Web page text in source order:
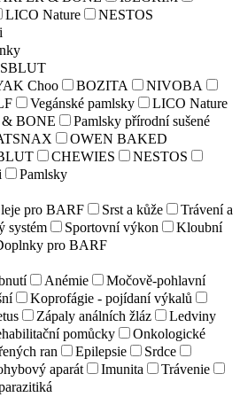
LICO Nature
NESTOS
Choo BOZITA
NIVOBA
Vegánské pamlsky
LICO Nature
BONE
Pamlsky přírodní sušené
OWEN BAKED
CHEWIES
NESTOS
Pamlsky
pro BARF Srst a kůže
Trávení a
systém Sportovní výkon
Kloubní
pro BARF
Anémie
Močově-pohlavní
Koprofágie - pojídaní výkalů
Zápaly análních žláz
Ledviny
pomůcky
Onkologické
ran Epilepsie
Srdce
aparát Imunita
Trávenie